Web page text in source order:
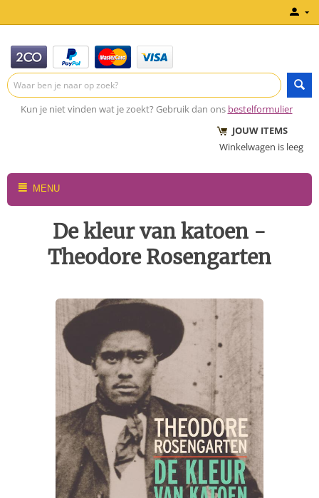
Kun je niet vinden wat je zoekt? Gebruik dan ons bestelformulier
JOUW ITEMS
Winkelwagen is leeg
MENU
De kleur van katoen -
Theodore Rosengarten